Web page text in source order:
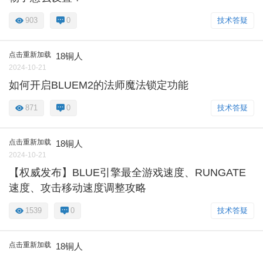
技术答疑
903 0
点击重新加载 18铜人
2024-10-21
如何开启BLUEM2的法师魔法锁定功能
技术答疑
871 0
点击重新加载 18铜人
2024-10-21
【权威发布】BLUE引擎最全游戏速度、RUNGATE
速度、攻击移动速度调整攻略
技术答疑
1539 0
点击重新加载 18铜人